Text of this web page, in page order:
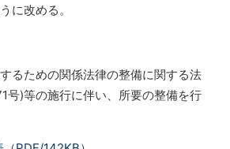
に改める。
るための関係法律の整備に関する法
号)等の施行に伴い、所要の整備を行